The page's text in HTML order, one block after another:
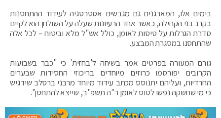
בימים אלו, המארגנים גם מגבשים אסטרטגיה לעידוד ההתחסנות
בקרב בני הקהילה, כאשר אחד הרעיונות שעלה על השולחן הוא לקיים
סדרת הגרלות על טיסות לאומן, כולל אש"ל מלא וביטוח – לכל אלה
שהתחסנו במסגרת המבצע.
גורם המעורה בפרטים אמר בשיחה ל'בחזית' כי "כבר בשבועות
הקרובים יפורסמו כרוזים מיוחדים בריכוזי החסידות שבערים
החרדיות, ועליהם יתנוסס מכתב עידוד מיוחד מרבני ברסלב שידגיש
כי מי שחשקה נפשו לטוס לאומן ר"ה תשפ"ב, שייצא להתחסן".